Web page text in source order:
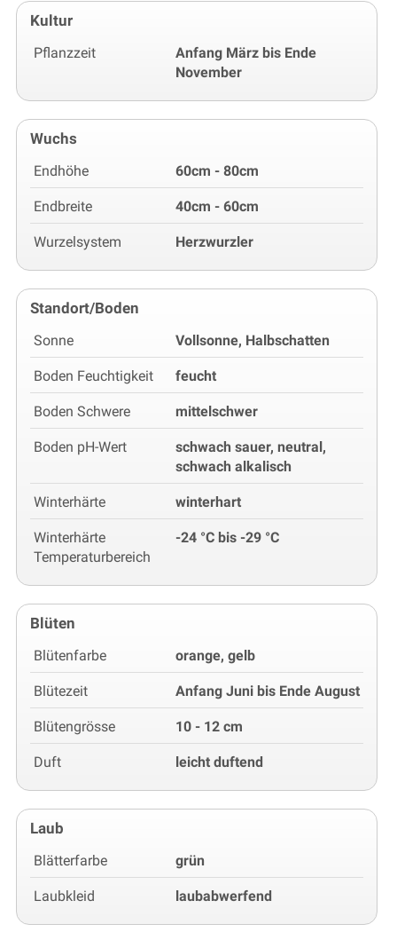
Kultur
Pflanzzeit
Anfang März bis Ende
November
Wuchs
Endhöhe 60cm - 80cm
Endbreite 40cm - 60cm
Wurzelsystem Herzwurzler
Standort/Boden
Sonne Vollsonne, Halbschatten
Boden Feuchtigkeit feucht
Boden Schwere mittelschwer
Boden pH-Wert
schwach sauer, neutral,
schwach alkalisch
Winterhärte winterhart
Winterhärte
Temperaturbereich
-24 °C bis -29 °C
Blüten
Blütenfarbe orange, gelb
Blütezeit Anfang Juni bis Ende August
Blütengrösse 10 - 12 cm
Duft leicht duftend
Laub
Blätterfarbe grün
Laubkleid laubabwerfend